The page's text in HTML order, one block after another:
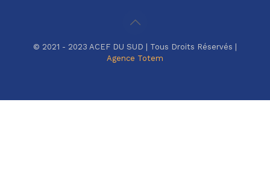
© 2021 - 2023 ACEF DU SUD | Tous Droits Réservés |
Agence Totem